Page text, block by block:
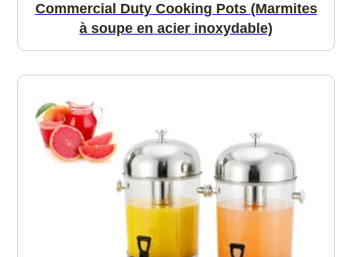
Commercial Duty Cooking Pots (Marmites
à soupe en acier inoxydable)